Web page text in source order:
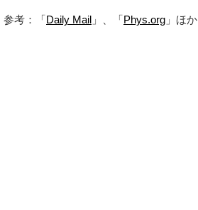
参考：「Daily Mail 」、「Phys.org 」ほか